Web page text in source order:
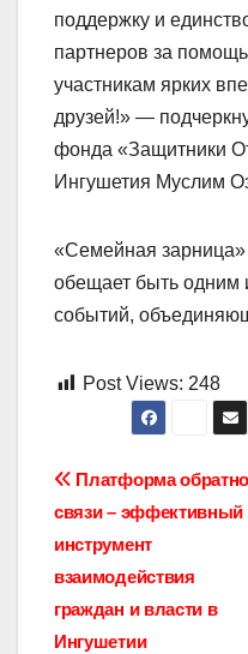
поддержку и
партнеров за
участникам ярких
друзей!» —
фонда «Защитники
Ингушетия Муслим
«Семейная зарница»
обещает быть одним
событий,
Post Views: 248
по
записям
Платформа
связи – эффективный
инструмент
взаимодействия
граждан и власти в
Ингушетии